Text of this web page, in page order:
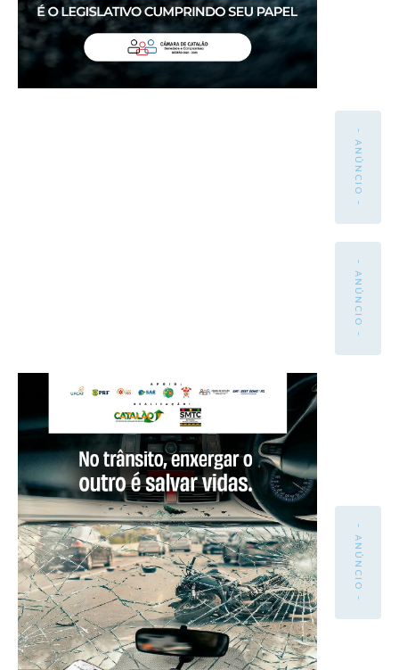
- ANÚNCIO -
- ANÚNCIO -
- ANÚNCIO -